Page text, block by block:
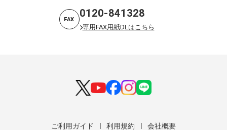
FAX 0120-841328
専用FAX用紙DLはこちら
ご利用ガイド 利用規約 会社概要